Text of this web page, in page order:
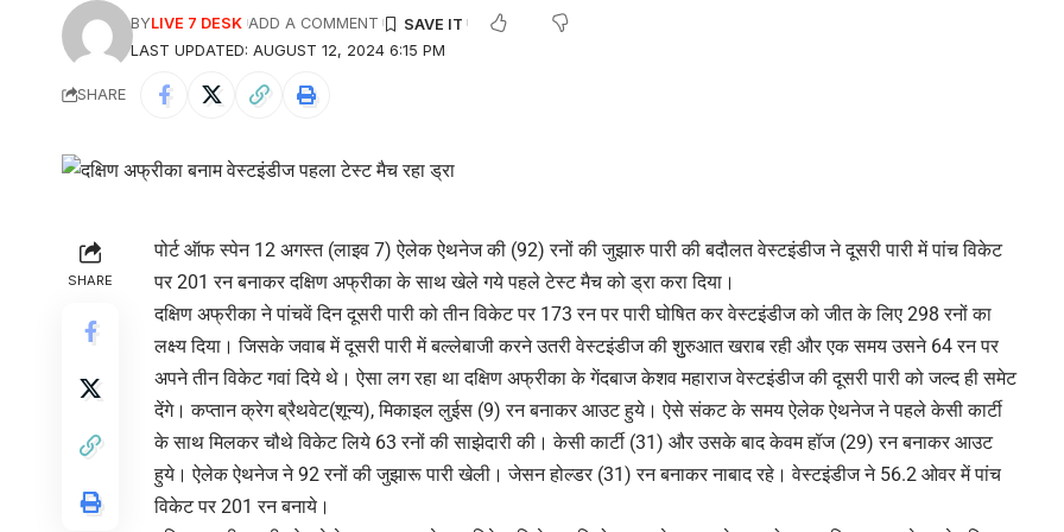
LAST UPDATED: AUGUST 12, 2024 6:15 PM
BYLIVE 7 DESK ADD A COMMENT
SHARE
SHARE
पोर्ट ऑफ स्पेन 12 अगस्त (लाइव 7) ऐलेक ऐथनेज की (92) रनों की जुझारु पारी की बदौलत वेस्टइंडीज ने दूसरी पारी में पांच विकेट
पर 201 रन बनाकर दक्षिण अफ्रीका के साथ खेले गये पहले टेस्ट मैच को ड्रा करा दिया।
दक्षिण अफ्रीका ने पांचवें दिन दूसरी पारी को तीन विकेट पर 173 रन पर पारी घोषित कर वेस्टइंडीज को जीत के लिए 298 रनों का
लक्ष्य दिया। जिसके जवाब में दूसरी पारी में बल्लेबाजी करने उतरी वेस्टइंडीज की शुुरुआत खराब रही और एक समय उसने 64 रन पर
अपने तीन विकेट गवां दिये थे। ऐसा लग रहा था दक्षिण अफ्रीका के गेंदबाज केशव महाराज वेस्टइंडीज की दूसरी पारी को जल्द ही समेट
देंगे। कप्तान क्रेग ब्रैथवेट(शून्य), मिकाइल लुईस (9) रन बनाकर आउट हुये। ऐसे संकट के समय ऐलेक ऐथनेज ने पहले केसी कार्टी
के साथ मिलकर चौथे विकेट लिये 63 रनों की साझेदारी की। केसी कार्टी (31) और उसके बाद केवम हॉज (29) रन बनाकर आउट
हुये। ऐलेक ऐथनेज ने 92 रनों की जुझारू पारी खेली। जेसन होल्डर (31) रन बनाकर नाबाद रहे। वेस्टइंडीज ने 56.2 ओवर में पांच
विकेट पर 201 रन बनाये।